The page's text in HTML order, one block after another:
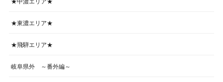
★東濃エリア★
★飛騨エリア★
岐阜県外 ～番外編～